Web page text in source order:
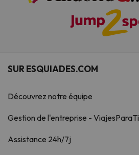
SUR ESQUIADES.COM
Découvrez notre équipe
Gestion de l'entreprise - ViajesParaTi
Assistance 24h/7j